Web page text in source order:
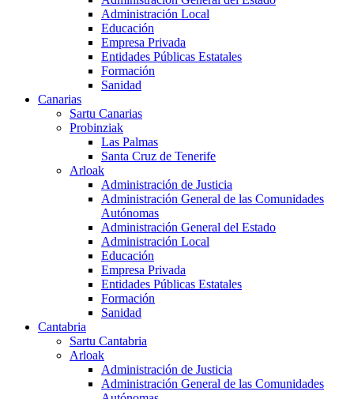
Administración Local
Educación
Empresa Privada
Entidades Públicas Estatales
Formación
Sanidad
Canarias
Sartu Canarias
Probinziak
Las Palmas
Santa Cruz de Tenerife
Arloak
Administración de Justicia
Administración General de las Comunidades
Autónomas
Administración General del Estado
Administración Local
Educación
Empresa Privada
Entidades Públicas Estatales
Formación
Sanidad
Cantabria
Sartu Cantabria
Arloak
Administración de Justicia
Administración General de las Comunidades